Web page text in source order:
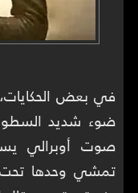
في بعض
ضوء شديد
صوت أوبرالي
تمشي وحدها تحت